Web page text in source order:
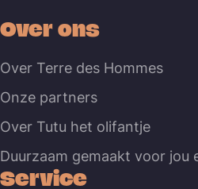
Over ons
Over Terre des Hommes
Onze partners
Over Tutu het olifantje
Duurzaam gemaakt voor jou
Service